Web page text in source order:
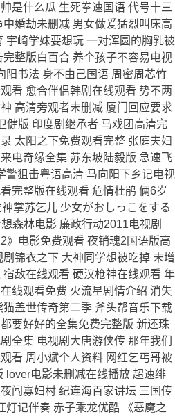
是什么瓜 生死拳速国语 代号十三
婚劫未删减 男女做爰猛烈叫床高
宇崎学妹要想玩 一对浑圆的胸乳被
整版白百合 养个孩子不容易电视
阳书法 身不由己国语 周密周芯竹
看 愈合伴侣韩剧在线观看 势不两
高清旁观者未删减 厦门回应要求
健版 印度剧继承者 马戏团高清完
太阳之下免费观看完整 张庭夫妇
电奇缘全集 苏东坡陆毅版 急速飞
警狙击粤语高清 马向阳下乡记电视
完整版在线观看 危情杜鹃 俩6岁
掌苏乞儿 少女がおしっこをする
森林电影 廉政行动2011电视剧
》电影免费观看 夜销魂2国语版高
锦衣之下 大神同学想被吃掉 未增
敌在线观看 硬汉枪神在线观看 年
线观看免费 火流星剧情介绍 消失
盖世传奇第二季 斧头帮音乐下载
要好好的全集免费完整版 新还珠
全集 电视剧大唐游侠传 那年我们
看 周小斌个人资料 网红乞丐哥被
lover电影未删减在线播放 超速绯
闯寡妇村 纪连海百家讲坛 三国传
灯记伴奏 赤子乘龙优酷 《恶魔之